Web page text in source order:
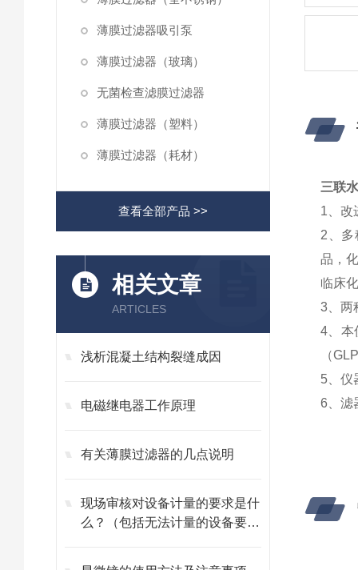
薄膜过滤器吸引泵
薄膜过滤器（玻璃）
无菌检查滤膜过滤器
薄膜过滤器（塑料）
薄膜过滤器（耗材）
查看全部产品 >>
相关文章
ARTICLES
浅析混凝土结构裂缝成因
电磁继电器工作原理
有关薄膜过滤器的几点说明
现场审核对设备计量的要求是什
么？（包括无法计量的设备要
三联
1、改
2、多
品，
临床
3、两
4、本
（
5、仪
6、滤